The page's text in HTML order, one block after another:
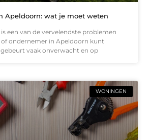
Apeldoorn: wat je moet weten
een van de vervelendste problemen
of ondernemer in Apeldoorn kunt
vaak onverwacht en op
WONINGEN